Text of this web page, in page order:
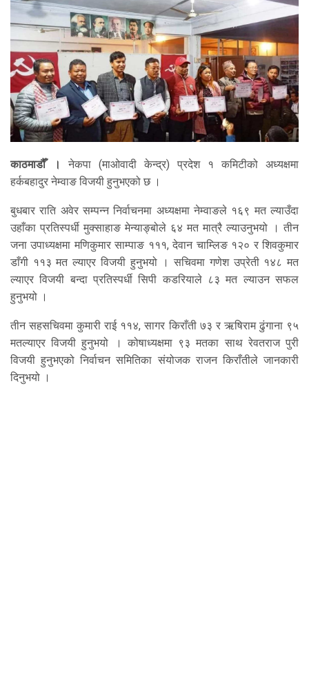
काठमाडौँ ।
नेकपा (माओवादी केन्द्र) प्रदेश १ कमिटीको अध्यक्षमा
हर्कबहादुर नेम्वाङ विजयी हुनुभएको छ ।
बुधबार राति अवेर सम्पन्न निर्वाचनमा अध्यक्षमा नेम्वाङले १६९ मत ल्याउँदा
उहाँका प्रतिस्पर्धी मुक्साहाङ मेन्याङ्बोले ६४ मत मात्रै ल्याउनुभयो । तीन
जना उपाध्यक्षमा मणिकुमार साम्पाङ १११, देवान चाम्लिङ १२० र शिवकुमार
डाँगी ११३ मत ल्याएर विजयी हुनुभयो । सचिवमा गणेश उप्रेती १४८ मत
ल्याएर विजयी बन्दा प्रतिस्पर्धी सिपी कडरियाले ८३ मत ल्याउन सफल
हुनुभयो ।
तीन सहसचिवमा कुमारी राई ११४, सागर किराँती ७३ र ऋषिराम ढुंगाना ९५
मतल्याएर विजयी हुनुभयो । कोषाध्यक्षमा ९३ मतका साथ रेवतराज पुरी
विजयी हुनुभएको निर्वाचन समितिका संयोजक राजन किराँतीले जानकारी
दिनुभयो ।